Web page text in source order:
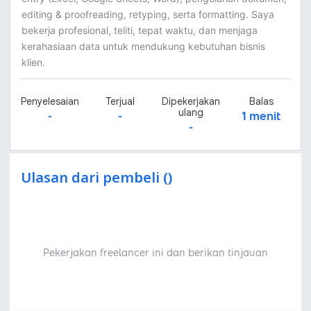
editing & proofreading, retyping, serta formatting. Saya
bekerja profesional, teliti, tepat waktu, dan menjaga
kerahasiaan data untuk mendukung kebutuhan bisnis
klien.
Penyelesaian
-
Terjual
-
Dipekerjakan
ulang
-
Balas
1 menit
Ulasan dari pembeli ()
Pekerjakan freelancer ini dan berikan tinjauan